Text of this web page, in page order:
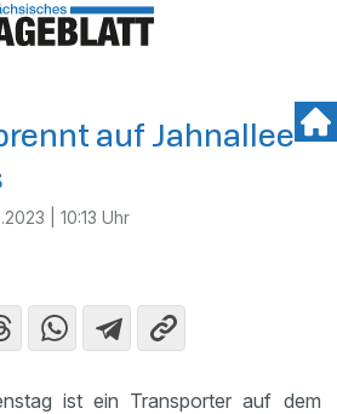
auf Jahnallee
| 10:13 Uhr
ist ein Transporter auf dem